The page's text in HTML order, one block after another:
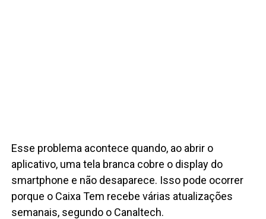
Esse problema acontece quando, ao abrir o
aplicativo, uma tela branca cobre o display do
smartphone e não desaparece. Isso pode ocorrer
porque o Caixa Tem recebe várias atualizações
semanais, segundo o Canaltech.